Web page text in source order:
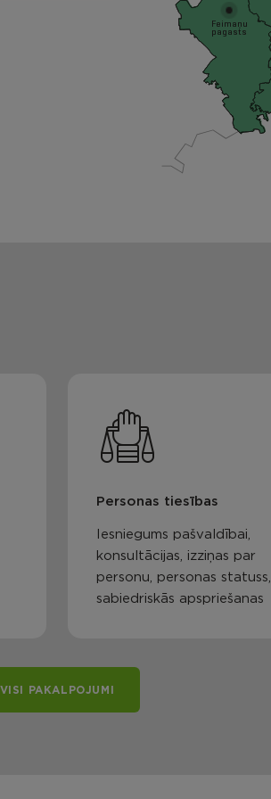
Feimaņu
pagasts
Personas tiesības
Iesniegums pašvaldībai,
konsultācijas, izziņas par
personu, personas statuss,
sabiedriskās apspriešanas
VISI PAKALPOJUMI